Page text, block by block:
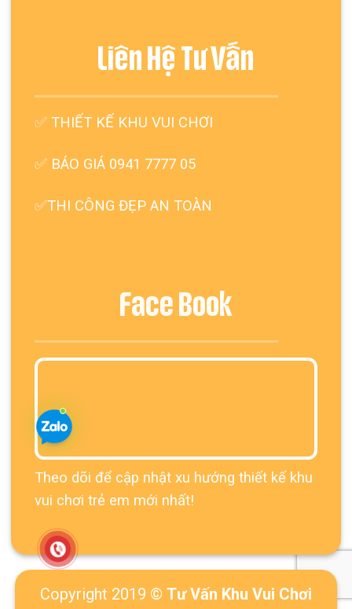
Liên Hệ Tư Vấn
✅THIẾT KẾ KHU VUI CHƠI
✅ BÁO GIÁ 0941 7777 05
✅THI CÔNG ĐẸP AN TOÀN
Face Book
Theo dõi để cập nhật xu hướng thiết kế khu
vui chơi trẻ em mới nhất!
Copyright 2019 © Tư Vấn Khu Vui Chơi